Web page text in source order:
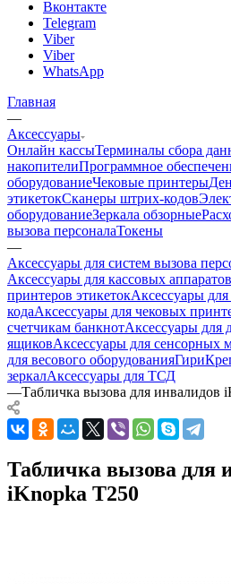
Вконтакте
Telegram
Viber
Viber
WhatsApp
Главная
—
Аксессуары
Онлайн кассыТерминалы сбора
накопителиПрограммное
оборудованиеЧековые принтеры
этикетокСканеры штрих-кодов
оборудованиеЗеркала обзорные
вызова персоналаТокены
—
Аксессуары для систем вызова
Аксессуары для кассовых аппаратов
принтеров этикетокАксессуары
кодаАксессуары для чековых
счетчикам банкнотАксессуары для
ящиковАксессуары для сенсорных
для весового оборудованияГири
зеркалАксессуары для ТСД
—Табличка вызова для инвалидов
Табличка вызова для
iKnopka T250